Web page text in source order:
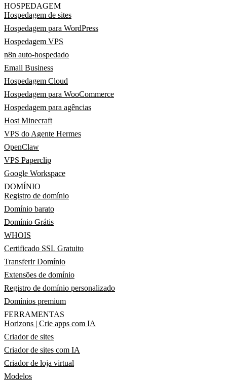
HOSPEDAGEM
Hospedagem de sites
Hospedagem para WordPress
Hospedagem VPS
n8n auto-hospedado
Email Business
Hospedagem Cloud
Hospedagem para WooCommerce
Hospedagem para agências
Host Minecraft
VPS do Agente Hermes
OpenClaw
VPS Paperclip
Google Workspace
DOMÍNIO
Registro de domínio
Domínio barato
Domínio Grátis
WHOIS
Certificado SSL Gratuito
Transferir Domínio
Extensões de domínio
Registro de domínio personalizado
Domínios premium
FERRAMENTAS
Horizons | Crie apps com IA
Criador de sites
Criador de sites com IA
Criador de loja virtual
Modelos